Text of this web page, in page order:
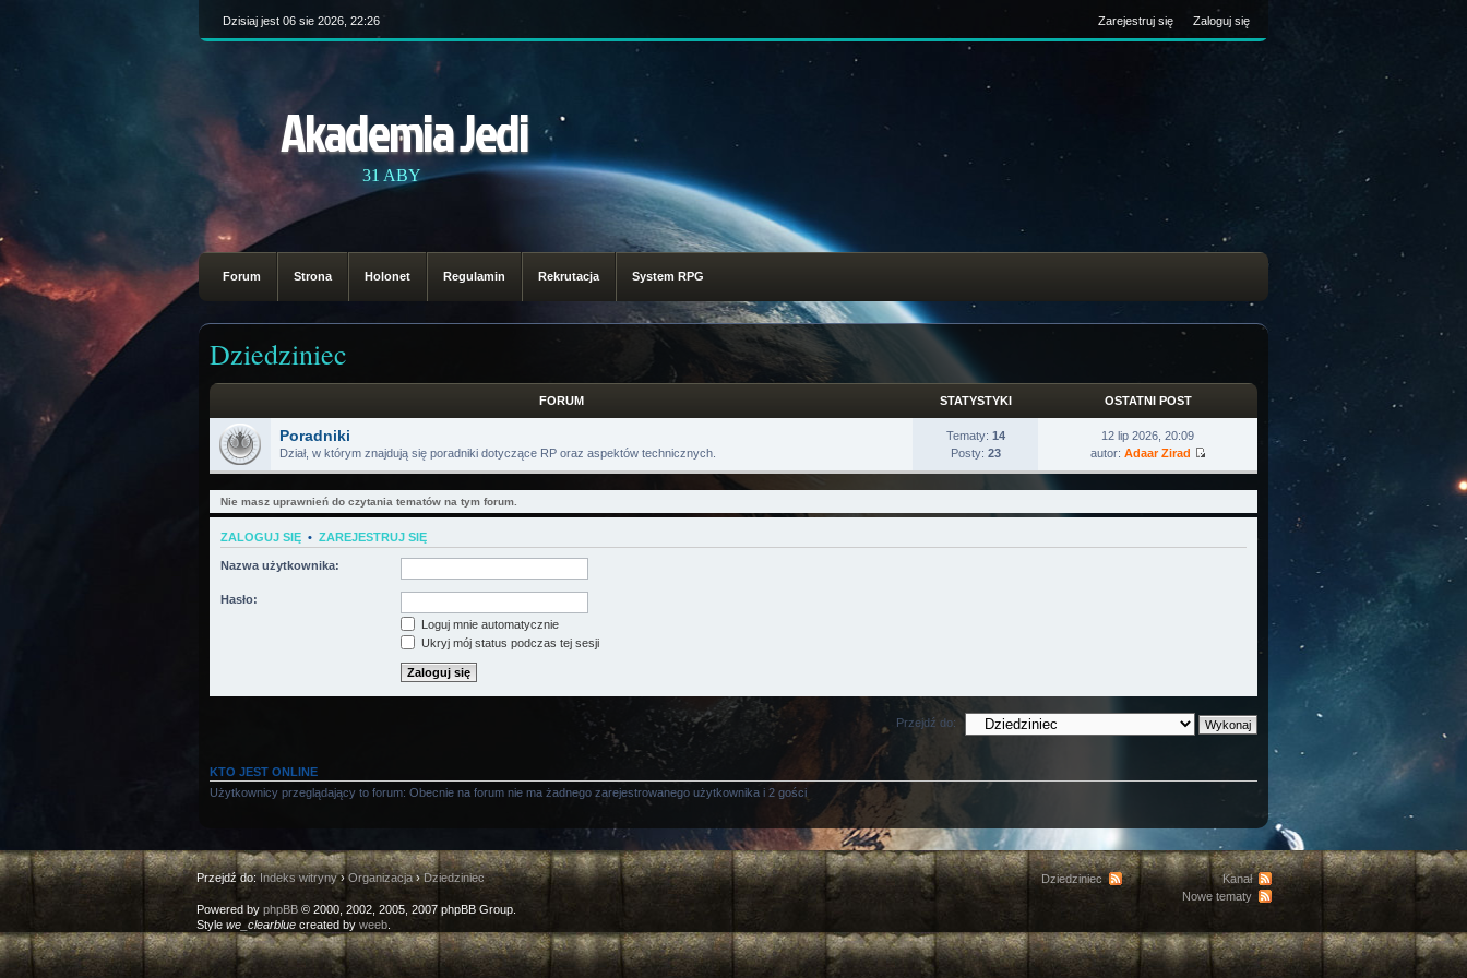
Dzisiaj jest 06 sie 2026, 22:26 Zarejestruj się Zaloguj się
Akademia Jedi
31 ABY
Forum Strona Holonet Regulamin Rekrutacja System RPG
Dziedziniec
FORUM STATYSTYKI OSTATNI POST
Poradniki
Dział, w którym znajdują się poradniki dotyczące RP oraz aspektów technicznych.
Tematy: 14
Posty: 23
12 lip 2026, 20:09
autor: Adaar Zirad
Nie masz uprawnień do czytania tematów na tym forum.
ZALOGUJ SIĘ • ZAREJESTRUJ SIĘ
Nazwa użytkownika:
Hasło:
Loguj mnie automatycznie
Ukryj mój status podczas tej sesji
Przejdź do:
KTO JEST ONLINE
Użytkownicy przeglądający to forum: Obecnie na forum nie ma żadnego zarejestrowanego użytkownika i 2 gości
Przejdź do:Indeks witryny› Organizacja›Dziedziniec
Powered by phpBB© 2000, 2002, 2005, 2007 phpBB Group.
Style we_clearbluecreated by weeb.
Kanał
Nowe tematy
Dziedziniec